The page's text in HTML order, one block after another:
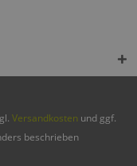
Versandkosten und ggf.
beschrieben